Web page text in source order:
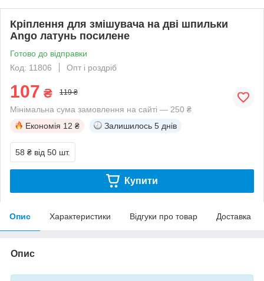
Кріплення для змішувача на дві шпильки
Ango латунь посилене
Готово до відправки
Код: 11806
Опт і роздріб
107 ₴ 119 ₴
Мінімальна сума замовлення на сайті — 250 ₴
Економія 12 ₴ Залишилось 5 днів
58 ₴ від 50 шт.
Купити
Опис Характеристики Відгуки про товар Доставка
Опис